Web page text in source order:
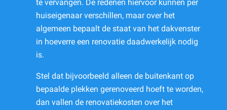
te vervangen. De redenen hiervoor kunnen per
huiseigenaar verschillen, maar over het
algemeen bepaalt de staat van het dakvenster
in hoeverre een renovatie daadwerkelijk nodig
is.
Stel dat bijvoorbeeld alleen de buitenkant op
bepaalde plekken gerenoveerd hoeft te worden,
dan vallen de renovatiekosten over het